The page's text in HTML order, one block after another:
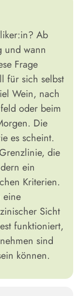
Ab
und wann
Frage
für sich selbst
Wein, nach
oder beim
Die
es scheint.
die
ein
Kriterien.
eine
Sicht
funktioniert,
sind
können.